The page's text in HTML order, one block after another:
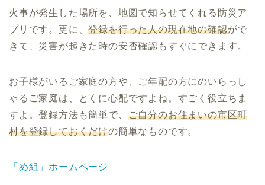
火事が発生した場所を、地図で知らせてくれる防災ア
プリです。更に、登録を行った人の現在地の確認がで
きて、災害が起きた時の安否確認もすぐにできます。
お子様がいるご家庭の方や、ご年配の方にのいらっし
ゃるご家庭は、とくに心配ですよね。すごく役立ちま
すよ。登録方法も簡単で、 ご自分のお住まいの市区町
村を登録しておくだけの簡単なものです。
「め組」ホームページ